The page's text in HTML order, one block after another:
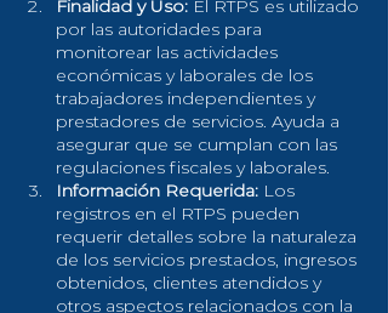
Finalidad y Uso: El RTPS es utilizado
por las autoridades para
monitorear las actividades
económicas y laborales de los
trabajadores independientes y
prestadores de servicios. Ayuda a
asegurar que se cumplan con las
regulaciones fiscales y laborales.
Información Requerida: Los
registros en el RTPS pueden
requerir detalles sobre la naturaleza
de los servicios prestados, ingresos
obtenidos, clientes atendidos y
otros aspectos relacionados con la